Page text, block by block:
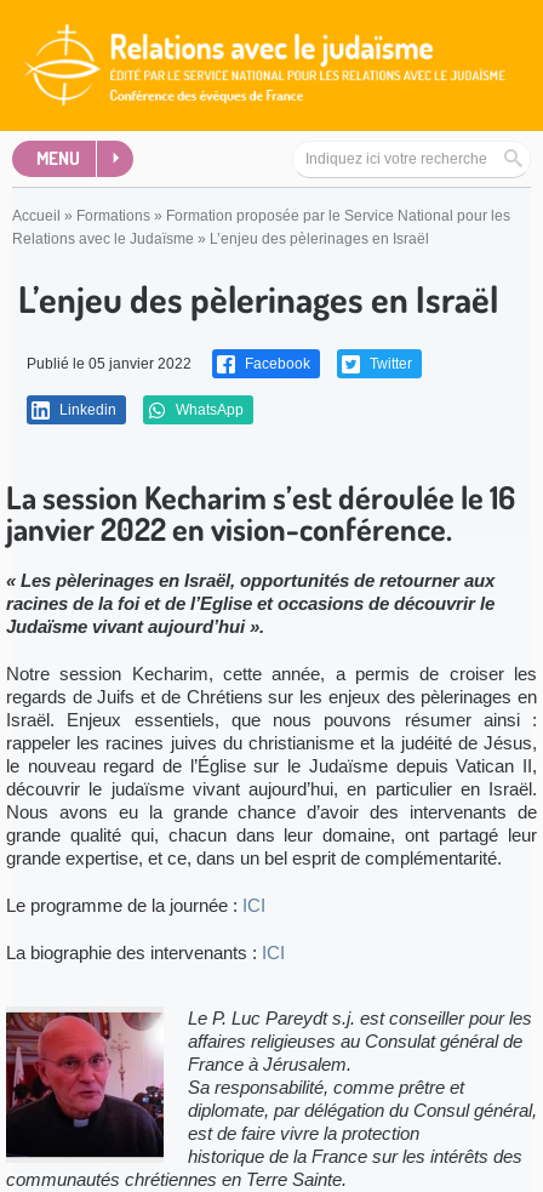
MENU
Accueil » Formations » Formation proposée par le Service National pour les
Relations avec le Judaïsme » L’enjeu des pèlerinages en Israël
L’enjeu des pèlerinages en Israël
Publié le 05 janvier 2022 Facebook Twitter
Linkedin WhatsApp
La session Kecharim s’est déroulée le 16
janvier 2022 en vision-conférence.
« Les pèlerinages en Israël, opportunités de retourner aux
racines de la foi et de l’Eglise et occasions de découvrir le
Judaïsme vivant aujourd’hui ».
Notre session Kecharim, cette année, a permis de croiser les
regards de Juifs et de Chrétiens sur les enjeux des pèlerinages en
Israël. Enjeux essentiels, que nous pouvons résumer ainsi :
rappeler les racines juives du christianisme et la judéité de Jésus,
le nouveau regard de l’Église sur le Judaïsme depuis Vatican II,
découvrir le judaïsme vivant aujourd’hui, en particulier en Israël.
Nous avons eu la grande chance d’avoir des intervenants de
grande qualité qui, chacun dans leur domaine, ont partagé leur
grande expertise, et ce, dans un bel esprit de complémentarité.
Le programme de la journée : ICI
La biographie des intervenants : ICI
Le P. Luc Pareydt s.j. est conseiller pour les
affaires religieuses au Consulat général de
France à Jérusalem.
Sa responsabilité, comme prêtre et
diplomate, par délégation du Consul général,
est de faire vivre la protection
historique de la France sur les intérêts des
communautés chrétiennes en Terre Sainte.